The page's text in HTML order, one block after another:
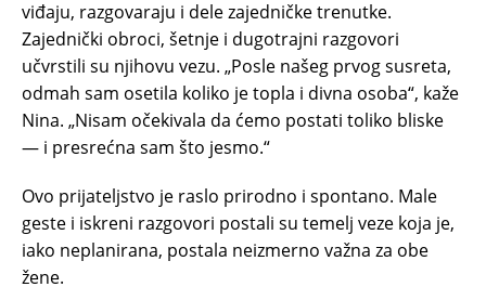
viđaju, razgovaraju i dele zajedničke trenutke.
Zajednički obroci, šetnje i dugotrajni razgovori
učvrstili su njihovu vezu. „Posle našeg prvog susreta,
odmah sam osetila koliko je topla i divna osoba“, kaže
Nina. „Nisam očekivala da ćemo postati toliko bliske
— i presrećna sam što jesmo.“
Ovo prijateljstvo je raslo prirodno i spontano. Male
geste i iskreni razgovori postali su temelj veze koja je,
iako neplanirana, postala neizmerno važna za obe
žene.